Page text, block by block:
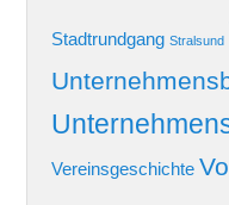
Stadtrundgang Stralsund
Vereinsgeschichte